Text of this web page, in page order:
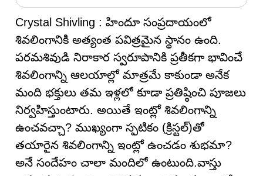
Crystal Shivling : హిందూ సంప్రదాయంలో
శివలింగానికి అత్యంత పవిత్రమైన స్థానం ఉంది.
పరమశివుడి నిరాకార స్వరూపానికి ప్రతీకగా భావించే
శివలింగాన్ని ఆలయాల్లో మాత్రమే కాకుండా అనేక
మంది భక్తులు తమ ఇళ్లలో కూడా ప్రతిష్ఠించి పూజలు
నిర్వహిస్తుంటారు. అయితే ఇంట్లో శివలింగాన్ని
ఉంచవచ్చా? ముఖ్యంగా స్ఫటికం (క్రిస్టల్)తో
తయారైన శివలింగాన్ని ఇంట్లో ఉంచడం శుభమా?
అనే సందేహం చాలా మందిలో ఉంటుంది.వాస్తు